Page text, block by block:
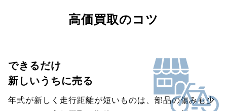
高価買取のコツ
できるだけ
新しいうちに売る
年式が新しく走行距離が短いものは、部品の傷みも少